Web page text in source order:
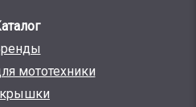
мототехники